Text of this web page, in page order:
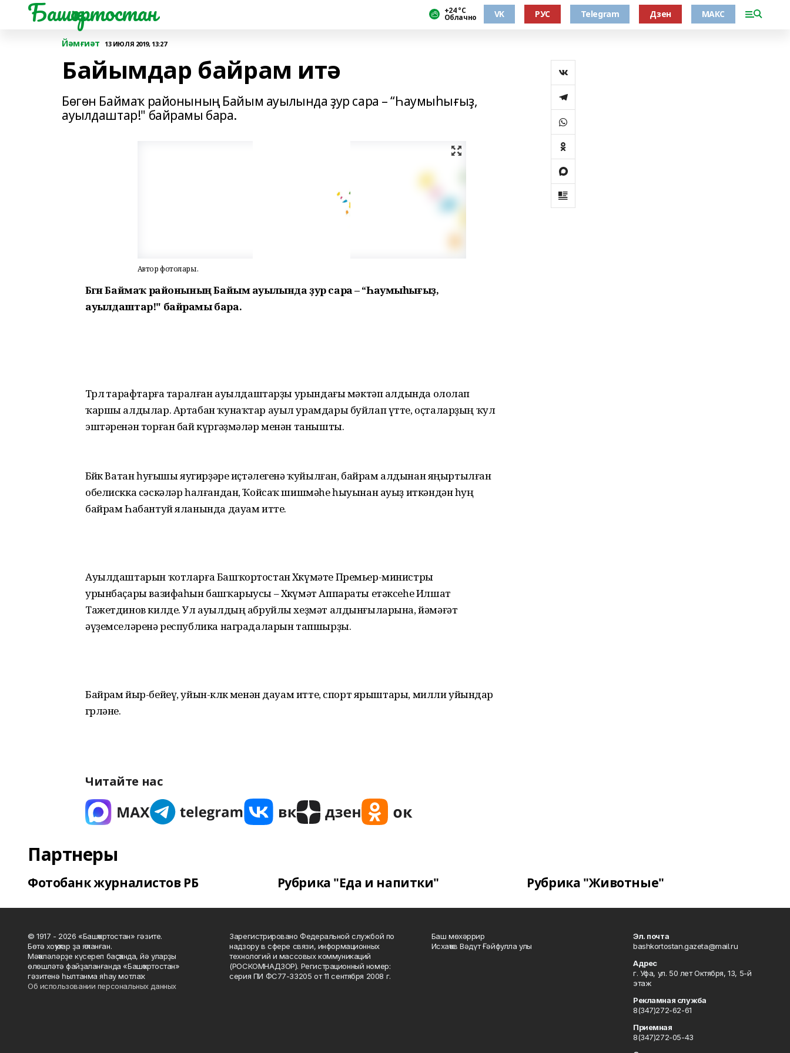
Башҡортостан +24 °С
Облачно VK РУС Telegram Дзен МАКС
Йәмғиәт 13 ИЮЛЯ 2019, 13:27
Байымдар байрам итә
Бөгөн Баймаҡ районының Байым ауылында ҙур сара – “Һаумыһығыҙ,
ауылдаштар!" байрамы бара.
Автор фотолары.
Бөгөн Баймаҡ районының Байым ауылында ҙур сара – “Һаумыһығыҙ,
ауылдаштар!" байрамы бара.
Төрлө тарафтарға таралған ауылдаштарҙы урындағы мәктәп алдында ололап
ҡаршы алдылар. Артабан ҡунаҡтар ауыл урамдары буйлап үтте, оҫталарҙың ҡул
эштәренән торған бай күргәҙмәләр менән танышты.
Бөйөк Ватан һуғышы яугирҙәре иҫтәлегенә ҡуйылған, байрам алдынан яңыртылған
обелискка сәскәләр һалғандан, Ҡойсаҡ шишмәһе һыуынан ауыҙ иткәндән һуң
байрам Һабантуй яланында дауам итте.
Ауылдаштарын ҡотларға Башҡортостан Хөкүмәте Премьер-министры
урынбаҫары вазифаһын башҡарыусы – Хөкүмәт Аппараты етәксеһе Илшат
Тажетдинов килде. Ул ауылдың абруйлы хеҙмәт алдынғыларына, йәмәғәт
әүҙемселәренә республика наградаларын тапшырҙы.
Байрам йыр-бейеү, уйын-көлкө менән дауам итте, спорт ярыштары, милли уйындар
гөрләне.
Читайте нас
Партнеры
Фотобанк журналистов РБ Рубрика "Еда и напитки" Рубрика "Животные"
© 1917 - 2026 «Башҡортостан» гәзите.
Бөтә хоҡуҡтар ҙа яҡланған.
Мәҡәләләрҙе күсереп баҫҡанда, йә уларҙы
өлөшләтә файҙаланғанда «Башҡортостан»
гәзитенә һылтанма яһау мотлаҡ.
Об использовании персональных данных
Зарегистрировано Федеральной службой по
надзору в сфере связи, информационных
технологий и массовых коммуникаций
(РОСКОМНАДЗОР). Регистрационный номер:
серия ПИ ФС77-33205 от 11 сентября 2008 г.
Баш мөхәррир
Исхаҡов Вәдүт Ғәйфулла улы
Эл. почта
bashkortostan.gazeta@mail.ru
Адрес
г. Уфа, ул. 50 лет Октября, 13, 5-й
этаж
Рекламная служба
8(347)272-62-61
Приемная
8(347)272-05-43